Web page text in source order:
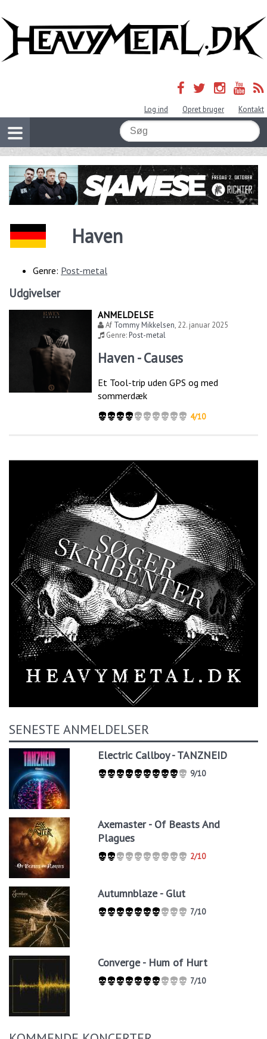
Log ind Opret bruger Kontakt
Haven
Genre: Post-metal
Udgivelser
ANMELDELSE
Af Tommy Mikkelsen, 22. januar 2025
Genre:Post-metal
Haven - Causes
Et Tool-trip uden GPS og med
sommerdæk
4/10
SENESTE ANMELDELSER
Electric Callboy - TANZNEID
9/10
Axemaster - Of Beasts And
Plagues
2/10
Autumnblaze - Glut
7/10
Converge - Hum of Hurt
7/10